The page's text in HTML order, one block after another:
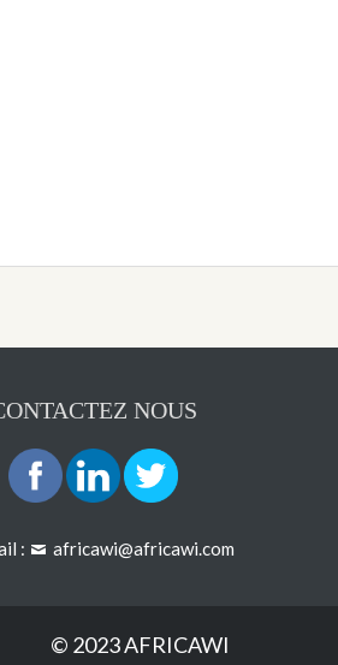
NOUS
: africawi@africawi.com
© 2023 AFRICAWI